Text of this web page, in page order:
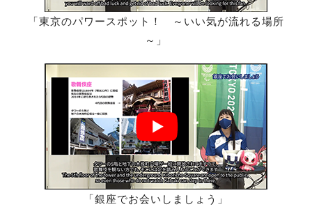
「東京のパワースポット！ ～いい気が流れる場所
～」
「銀座でお会いしましょう」